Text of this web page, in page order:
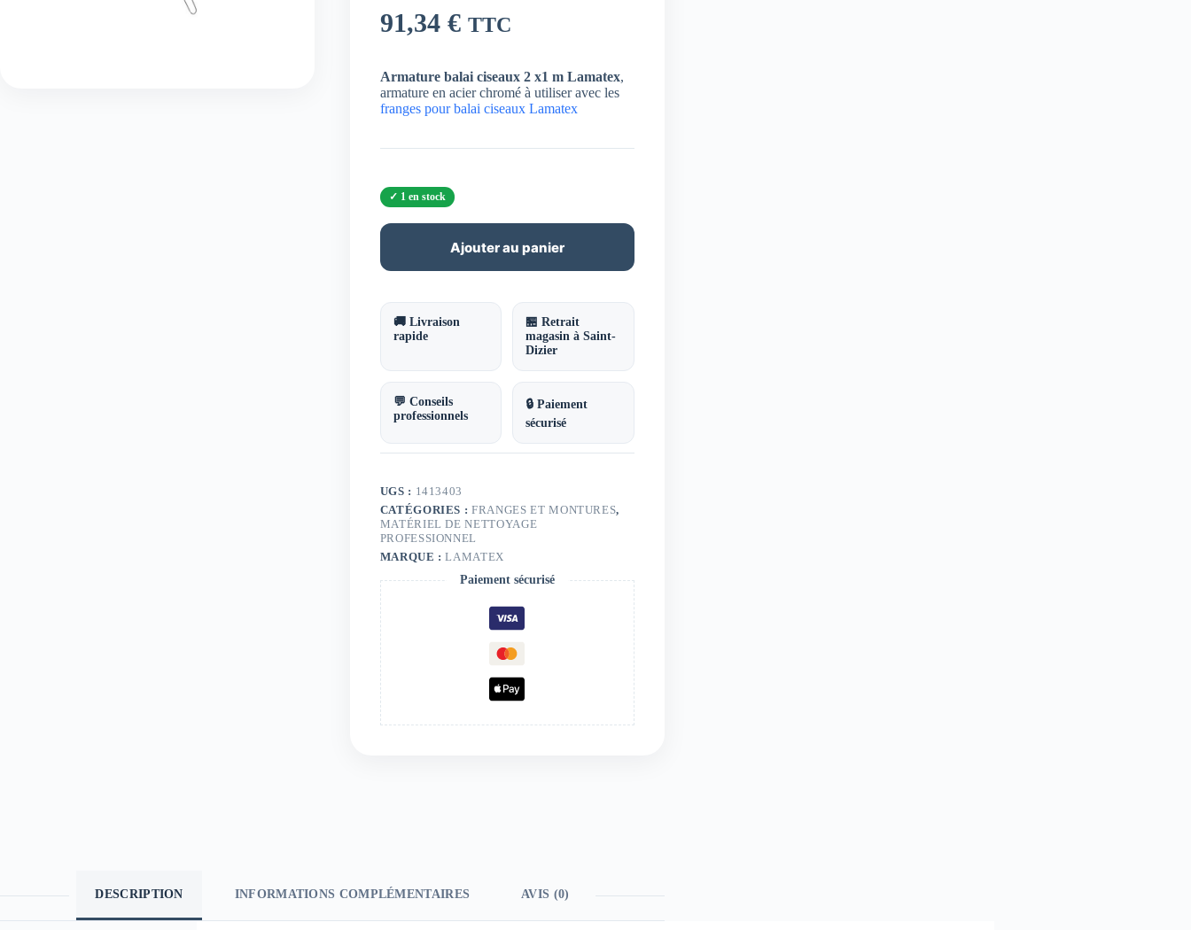
91,34 € TTC
Armature balai ciseaux 2 x1 m Lamatex,
armature en acier chromé à utiliser avec les
franges pour balai ciseaux Lamatex
1 en stock
Ajouter au panier
🚚 Livraison
rapide
🏪 Retrait
magasin à Saint-
Dizier
💬 Conseils
professionnels
🔒 Paiement
sécurisé
UGS : 1413403
CATÉGORIES :FRANGES ET MONTURES,
MATÉRIEL DE NETTOYAGE
PROFESSIONNEL
MARQUE :LAMATEX
Paiement sécurisé
DESCRIPTION INFORMATIONS COMPLÉMENTAIRES AVIS (0)